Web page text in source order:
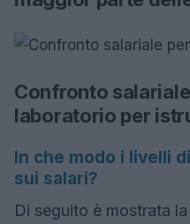
Confronto
laboratorio per
In che modo i livelli
sui salari?
Di seguito è mostrata